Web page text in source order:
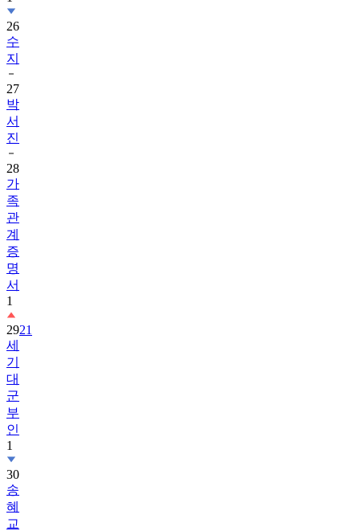
26
수
지
27
박
서
진
28
가
족
관
계
증
명
서
1
2921
세
기
대
군
부
인
1
30
송
혜
교